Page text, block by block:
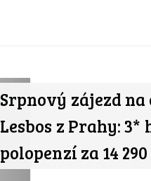
Srpnový zájezd
Lesbos z Prahy: 3*
polopenzí za 14